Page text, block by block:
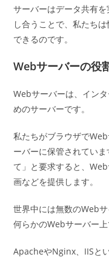
サーバーはデータ共有
し合うことで、私たち
できるのです。
Webサーバーの役
Webサーバーは、イン
めのサーバーです。
私たちがブラウザで
ーバーに保管されてい
て」と要求すると、
画などを提供します。
世界中には無数のWeb
何らかのWebサーバー上
ApacheやNginx、IISと